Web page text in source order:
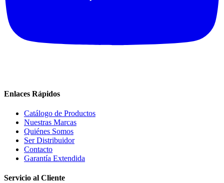
Enlaces Rápidos
Catálogo de Productos
Nuestras Marcas
Quiénes Somos
Ser Distribuidor
Contacto
Garantía Extendida
Servicio al Cliente